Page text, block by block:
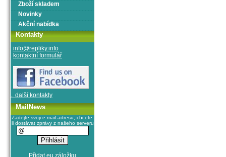
Zboží skladem
Novinky
Akční nabídka
Kontakty
info@repliky.info
kontaktní formulář
.. další kontakty
MailNews
Zadejte svoji e-mail adresu, chcete-
li dostávat zprávy z našeho serveru